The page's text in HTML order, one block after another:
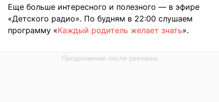
Еще больше интересного и полезного — в эфире
«Детского радио». По будням в 22:00 слушаем
программу «Каждый родитель желает знать».